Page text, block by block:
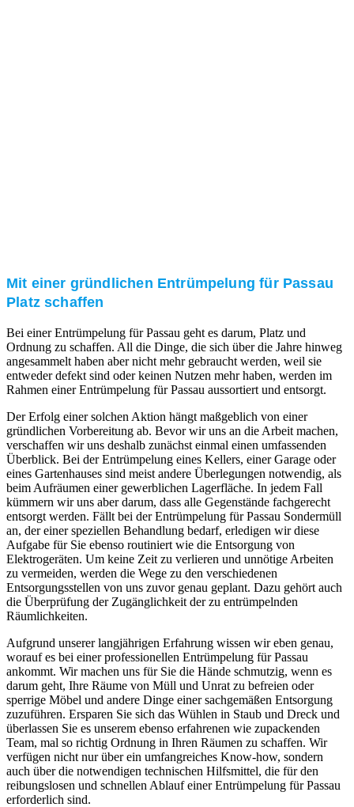
Mit einer gründlichen Entrümpelung für Passau
Platz schaffen
Bei einer Entrümpelung für Passau geht es darum, Platz und
Ordnung zu schaffen. All die Dinge, die sich über die Jahre hinweg
angesammelt haben aber nicht mehr gebraucht werden, weil sie
entweder defekt sind oder keinen Nutzen mehr haben, werden im
Rahmen einer Entrümpelung für Passau aussortiert und entsorgt.
Der Erfolg einer solchen Aktion hängt maßgeblich von einer
gründlichen Vorbereitung ab. Bevor wir uns an die Arbeit machen,
verschaffen wir uns deshalb zunächst einmal einen umfassenden
Überblick. Bei der Entrümpelung eines Kellers, einer Garage oder
eines Gartenhauses sind meist andere Überlegungen notwendig, als
beim Aufräumen einer gewerblichen Lagerfläche. In jedem Fall
kümmern wir uns aber darum, dass alle Gegenstände fachgerecht
entsorgt werden. Fällt bei der Entrümpelung für Passau Sondermüll
an, der einer speziellen Behandlung bedarf, erledigen wir diese
Aufgabe für Sie ebenso routiniert wie die Entsorgung von
Elektrogeräten. Um keine Zeit zu verlieren und unnötige Arbeiten
zu vermeiden, werden die Wege zu den verschiedenen
Entsorgungsstellen von uns zuvor genau geplant. Dazu gehört auch
die Überprüfung der Zugänglichkeit der zu entrümpelnden
Räumlichkeiten.
Aufgrund unserer langjährigen Erfahrung wissen wir eben genau,
worauf es bei einer professionellen Entrümpelung für Passau
ankommt. Wir machen uns für Sie die Hände schmutzig, wenn es
darum geht, Ihre Räume von Müll und Unrat zu befreien oder
sperrige Möbel und andere Dinge einer sachgemäßen Entsorgung
zuzuführen. Ersparen Sie sich das Wühlen in Staub und Dreck und
überlassen Sie es unserem ebenso erfahrenen wie zupackenden
Team, mal so richtig Ordnung in Ihren Räumen zu schaffen. Wir
verfügen nicht nur über ein umfangreiches Know-how, sondern
auch über die notwendigen technischen Hilfsmittel, die für den
reibungslosen und schnellen Ablauf einer Entrümpelung für Passau
erforderlich sind.